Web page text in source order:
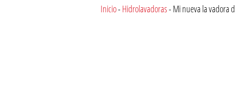
Inicio- Hidrolavadoras- Mi nueva la vadora